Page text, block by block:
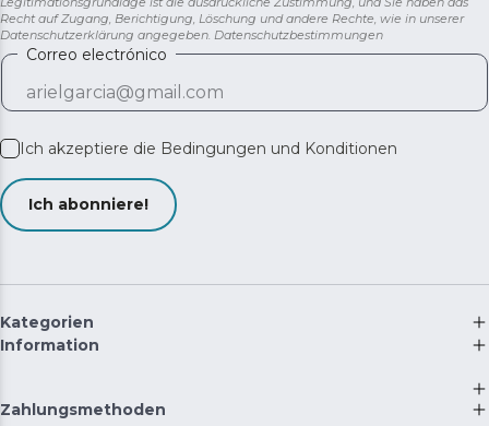
Recht auf Zugang, Berichtigung, Löschung und andere Rechte, wie in unserer
Datenschutzerklärung angegeben. Datenschutzbestimmungen
Correo electrónico
Ich akzeptiere die Bedingungen und Konditionen
Ich abonniere!
Kategorien
Information
Zahlungsmethoden